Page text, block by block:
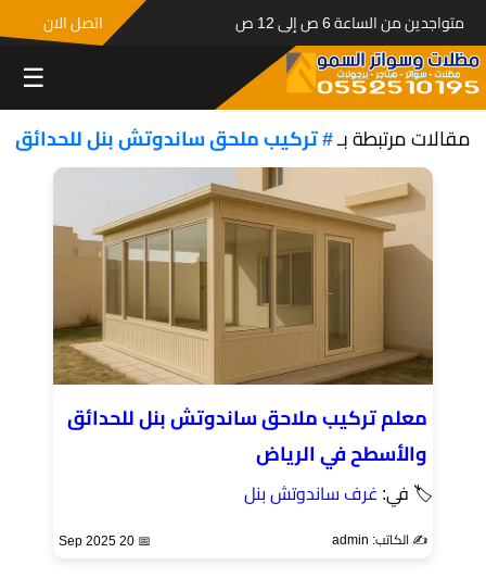
متواجدين من الساعة 6 ص إلى 12 ص اتصل الان
☰
مقالات مرتبطة بـ# تركيب ملحق ساندوتش بنل للحدائق
معلم تركيب ملاحق ساندوتش بنل للحدائق
والأسطح في الرياض
🏷 في:غرف ساندوتش بنل
✍️ الكاتب: admin 📅 20 Sep 2025